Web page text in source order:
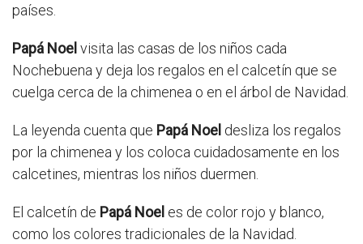
países.
Papá Noel visita las casas de los niños cada
Nochebuena y deja los regalos en el calcetín que se
cuelga cerca de la chimenea o en el árbol de Navidad.
La leyenda cuenta que Papá Noel desliza los regalos
por la chimenea y los coloca cuidadosamente en los
calcetines, mientras los niños duermen.
El calcetín de Papá Noel es de color rojo y blanco,
como los colores tradicionales de la Navidad.